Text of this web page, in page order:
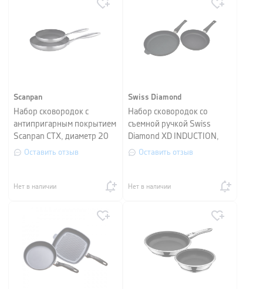
Scanpan
Набор сковородок с
антипригарным покрытием
Scanpan CTX, диаметр 20
см и 28 см, 2 шт
Оставить отзыв
Нет в наличии
Swiss Diamond
Набор сковородок со
съемной ручкой Swiss
Diamond XD INDUCTION,
диаметр 24 см и 28 см,
Оставить отзыв
Нет в наличии